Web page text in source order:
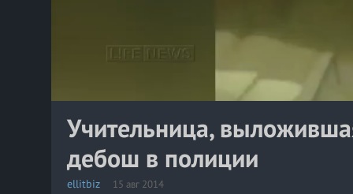
Учительница,
дебош в полиции
ellitbiz 15 авг 2014